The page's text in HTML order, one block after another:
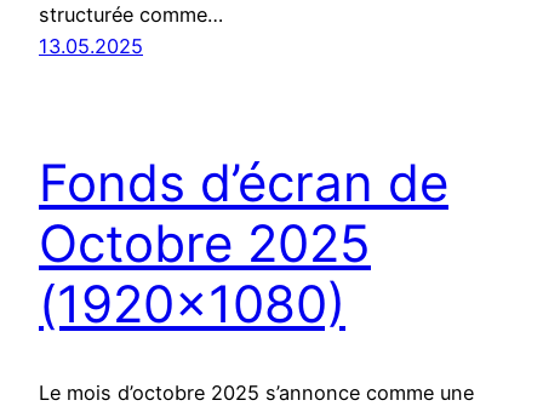
structurée comme…
13.05.2025
Fonds d’écran de
Octobre 2025
(1920×1080)
Le mois d’octobre 2025 s’annonce comme une